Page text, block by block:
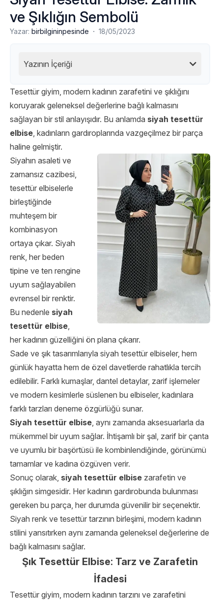
ve Şıklığın Sembolü
Yazar: birbilgininpesinde · 18/05/2023
Yazının İçeriği
Tesettür giyim, modern kadının zarafetini ve şıklığını
koruyarak geleneksel değerlerine bağlı kalmasını
sağlayan bir stil anlayışıdır. Bu anlamda siyah tesettür
elbise, kadınların gardıroplarında vazgeçilmez bir parça
haline gelmiştir.
Siyahın asaleti ve
zamansız cazibesi,
tesettür elbiselerle
birleştiğinde
muhteşem bir
kombinasyon
ortaya çıkar. Siyah
renk, her beden
tipine ve ten rengine
uyum sağlayabilen
evrensel bir renktir.
Bu nedenle siyah
tesettür elbise,
her kadının güzelliğini ön plana çıkarır.
Sade ve şık tasarımlarıyla siyah tesettür elbiseler, hem
günlük hayatta hem de özel davetlerde rahatlıkla tercih
edilebilir. Farklı kumaşlar, dantel detaylar, zarif işlemeler
ve modern kesimlerle süslenen bu elbiseler, kadınlara
farklı tarzları deneme özgürlüğü sunar.
Siyah tesettür elbise, aynı zamanda aksesuarlarla da
mükemmel bir uyum sağlar. İhtişamlı bir şal, zarif bir çanta
ve uyumlu bir başörtüsü ile kombinlendiğinde, görünümü
tamamlar ve kadına özgüven verir.
Sonuç olarak, siyah tesettür elbise zarafetin ve
şıklığın simgesidir. Her kadının gardırobunda bulunması
gereken bu parça, her durumda güvenilir bir seçenektir.
Siyah renk ve tesettür tarzının birleşimi, modern kadının
stilini yansıtırken aynı zamanda geleneksel değerlerine de
bağlı kalmasını sağlar.
Şık Tesettür Elbise: Tarz ve Zarafetin
İfadesi
Tesettür giyim, modern kadının tarzını ve zarafetini